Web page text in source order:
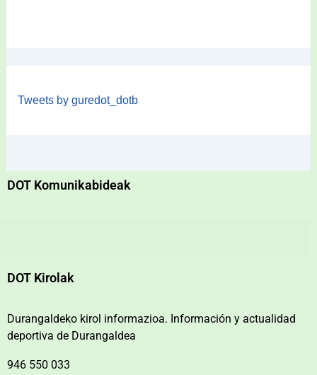
Tweets by guredot_dotb
DOT Komunikabideak
DOT Kirolak
Durangaldeko kirol informazioa. Información y actualidad
deportiva de Durangaldea
946 550 033